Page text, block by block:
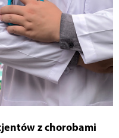
z chorobami